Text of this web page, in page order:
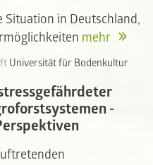
in Deutschland,
mehr
Universität für Bodenkultur
-